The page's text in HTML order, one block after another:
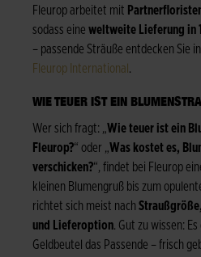
Fleurop arbeitet mit
sodass eine weltweite Lieferung in
– passende Sträuße entdecken Sie
Fleurop International .
WIE TEUER IST EIN
Wer sich fragt: „Wie teuer ist ein
Fleurop?“ oder „Was kostet es,
verschicken?“, findet bei Fleurop
kleinen Blumengruß bis zum
richtet sich meist nach
und Lieferoption. Gut zu wissen:
Geldbeutel das Passende – frisch